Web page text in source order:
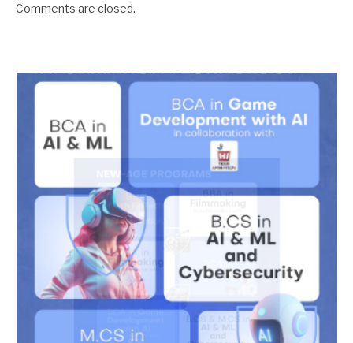
Comments are closed.